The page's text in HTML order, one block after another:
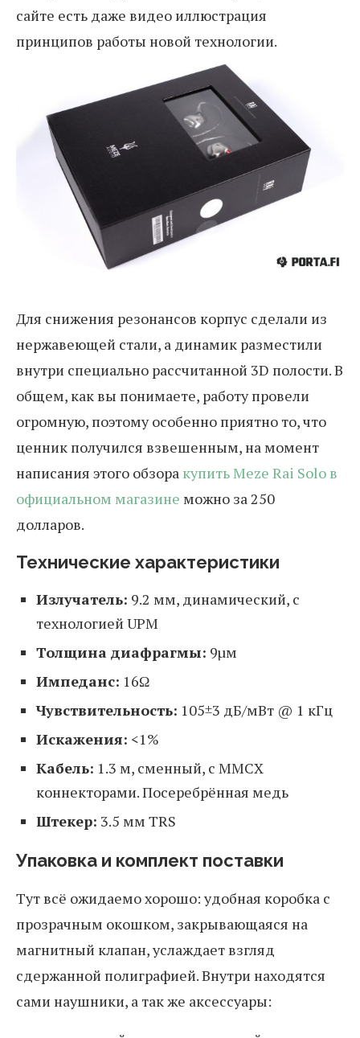
сайте есть даже видео иллюстрация
принципов работы новой технологии.
Для снижения резонансов корпус сделали из
нержавеющей стали, а динамик разместили
внутри специально рассчитанной 3D полости. В
общем, как вы понимаете, работу провели
огромную, поэтому особенно приятно то, что
ценник получился взвешенным, на момент
написания этого обзора купить Meze Rai Solo в
официальном магазине можно за 250
долларов.
Технические характеристики
Излучатель: 9.2 мм, динамический, с
технологией UPM
Толщина диафрагмы: 9µм
Импеданс: 16Ω
Чувствительность: 105±3 дБ/мВт @ 1 кГц
Искажения: <1%
Кабель: 1.3 м, сменный, с MMCX
коннекторами. Посеребрённая медь
Штекер: 3.5 мм TRS
Упаковка и комплект поставки
Тут всё ожидаемо хорошо: удобная коробка с
прозрачным окошком, закрывающаяся на
магнитный клапан, услаждает взгляд
сдержанной полиграфией. Внутри находятся
сами наушники, а так же аксессуары: